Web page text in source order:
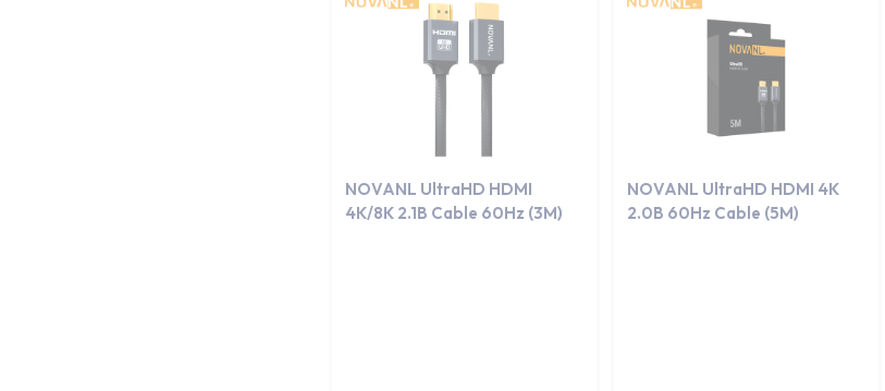
NOVANL UltraHD HDMI
4K/8K 2.1B Cable 60Hz (3M)
NOVANL UltraHD HDMI 4K
2.0B 60Hz Cable (5M)